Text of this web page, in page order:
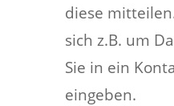
diese
sich z.B. um
Sie in ein
eingeben.